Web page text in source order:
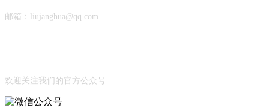
邮箱： liujanghua@qq.com
欢迎关注我们的官方公众号